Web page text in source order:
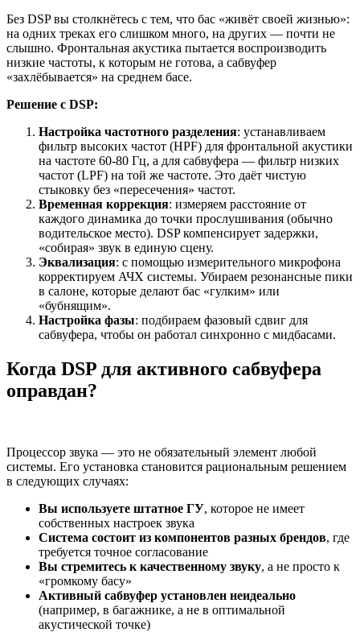
Без DSP вы столкнётесь с тем, что бас «живёт своей жизнью»:
на одних треках его слишком много, на других — почти не
слышно. Фронтальная акустика пытается воспроизводить
низкие частоты, к которым не готова, а сабвуфер
«захлёбывается» на среднем басе.
Решение с DSP:
Настройка частотного разделения: устанавливаем
фильтр высоких частот (HPF) для фронтальной акустики
на частоте 60-80 Гц, а для сабвуфера — фильтр низких
частот (LPF) на той же частоте. Это даёт чистую
стыковку без «пересечения» частот.
Временная коррекция: измеряем расстояние от
каждого динамика до точки прослушивания (обычно
водительское место). DSP компенсирует задержки,
«собирая» звук в единую сцену.
Эквализация: с помощью измерительного микрофона
корректируем АЧХ системы. Убираем резонансные пики
в салоне, которые делают бас «гулким» или
«бубнящим».
Настройка фазы: подбираем фазовый сдвиг для
сабвуфера, чтобы он работал синхронно с мидбасами.
Когда DSP для активного сабвуфера
оправдан?
Процессор звука — это не обязательный элемент любой
системы. Его установка становится рациональным решением
в следующих случаях:
Вы используете штатное ГУ, которое не имеет
собственных настроек звука
Система состоит из компонентов разных брендов, где
требуется точное согласование
Вы стремитесь к качественному звуку, а не просто к
«громкому басу»
Активный сабвуфер установлен неидеально
(например, в багажнике, а не в оптимальной
акустической точке)